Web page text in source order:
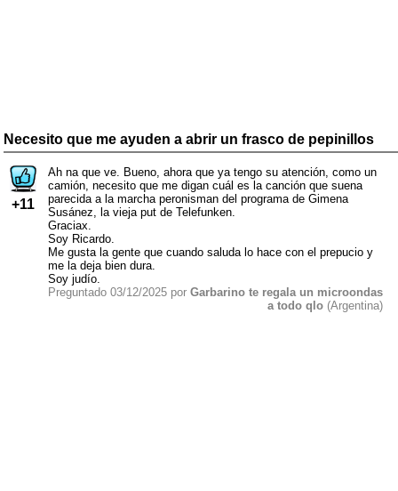
Necesito que me ayuden a abrir un frasco de pepinillos
+11
Ah na que ve. Bueno, ahora que ya tengo su atención, como un
camión, necesito que me digan cuál es la canción que suena
parecida a la marcha peronisman del programa de Gimena
Susánez, la vieja put de Telefunken.
Graciax.
Soy Ricardo.
Me gusta la gente que cuando saluda lo hace con el prepucio y
me la deja bien dura.
Soy judío.
Preguntado 03/12/2025 por Garbarino te regala un microondas
a todo qlo (Argentina)